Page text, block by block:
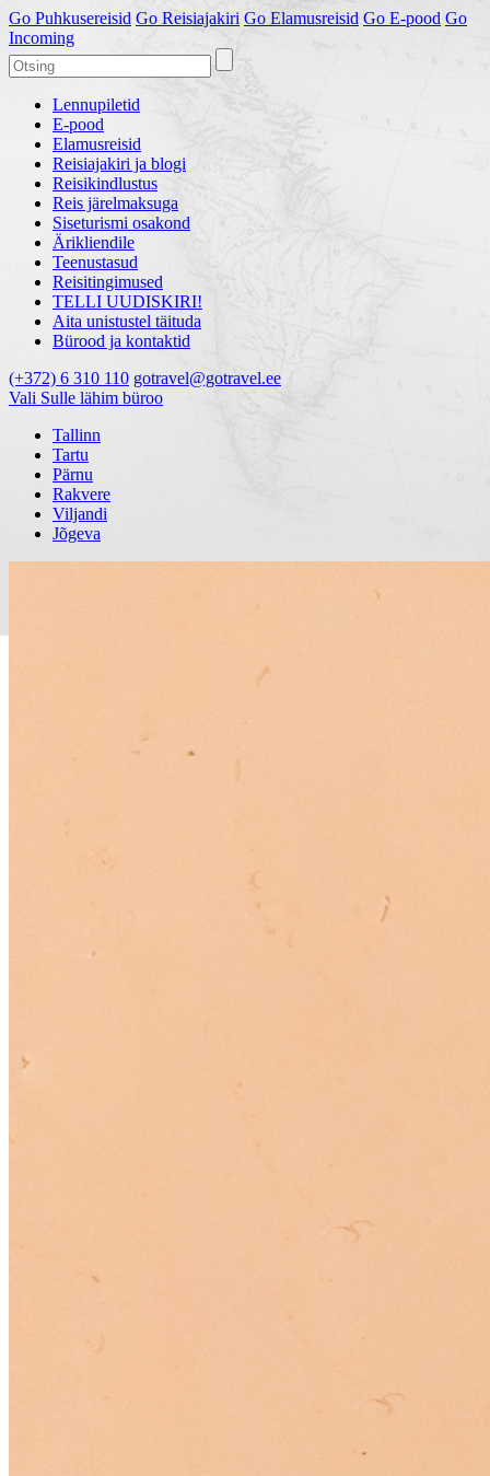
Go Puhkusereisid Go Reisiajakiri Go Elamusreisid Go E-pood Go
Incoming
Lennupiletid
E-pood
Elamusreisid
Reisiajakiri ja blogi
Reisikindlustus
Reis järelmaksuga
Siseturismi osakond
Ärikliendile
Teenustasud
Reisitingimused
TELLI UUDISKIRI!
Aita unistustel täituda
Bürood ja kontaktid
(+372) 6 310 110 gotravel@gotravel.ee
Vali Sulle lähim büroo
Tallinn
Tartu
Pärnu
Rakvere
Viljandi
Jõgeva